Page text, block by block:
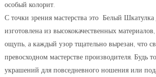
особый колорит.
С точки зрения мастерства это Белый Шкатулка
изготовлена ​​из высококачественных
ощупь, а каждый узор тщательно вырезан, что
превосходном мастерстве производителя. Будь
украшений для повседневного ношения или